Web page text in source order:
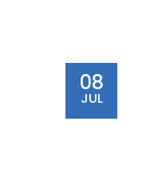
08
JUL